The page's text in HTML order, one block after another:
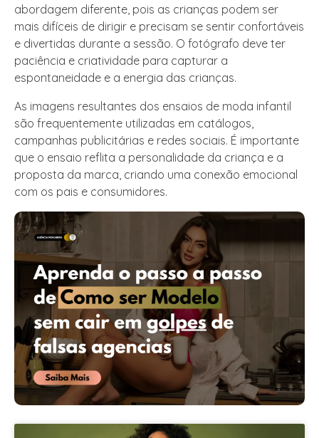
abordagem diferente, pois as crianças podem ser
mais difíceis de dirigir e precisam se sentir confortáveis
e divertidas durante a sessão. O fotógrafo deve ter
paciência e criatividade para capturar a
espontaneidade e a energia das crianças.
As imagens resultantes dos ensaios de moda infantil
são frequentemente utilizadas em catálogos,
campanhas publicitárias e redes sociais. É importante
que o ensaio reflita a personalidade da criança e a
proposta da marca, criando uma conexão emocional
com os pais e consumidores.